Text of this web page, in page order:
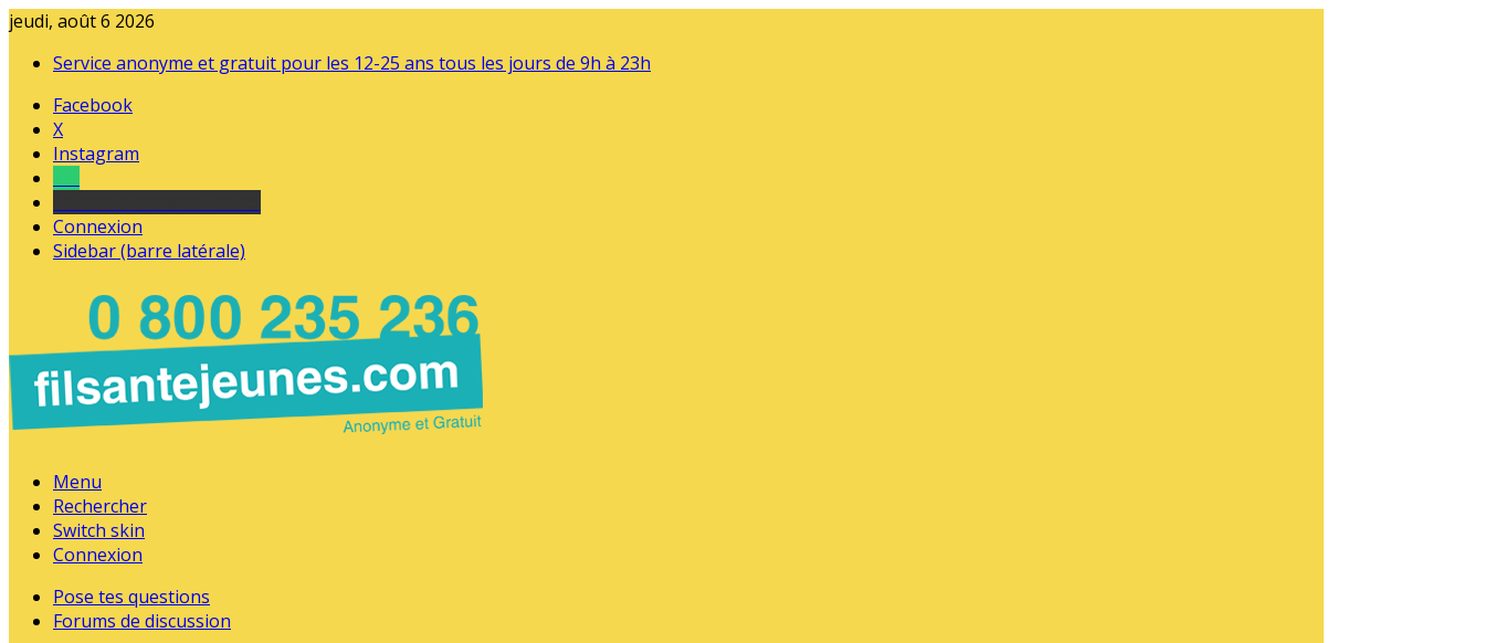
jeudi, août 6 2026
Service anonyme et gratuit pour les 12-25 ans tous les jours de 9h à 23h
Facebook
X
Instagram
Connexion
Sidebar (barre latérale)
Menu
Rechercher
Switch skin
Connexion
Pose tes questions
Forums de discussion